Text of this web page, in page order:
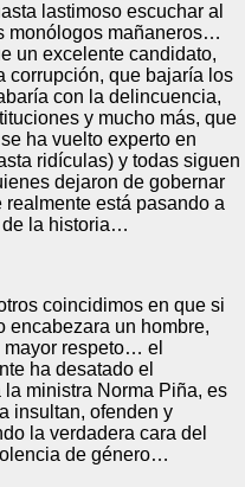
lastimoso escuchar al
monólogos mañaneros…
un excelente candidato,
corrupción, que bajaría los
con la delincuencia,
y mucho más, que
ha vuelto experto en
ridículas) y todas siguen
dejaron de gobernar
está pasando a
de la historia…
coincidimos en que si
encabezara un hombre,
mayor respeto… el
ha desatado el
ministra Norma Piña, es
insultan, ofenden y
la verdadera cara del
de género…